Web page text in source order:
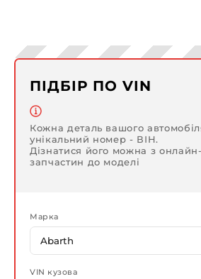
ПІДБІР ПО VIN
Кожна деталь вашого
унікальний номер - ВІН.
Дізнатися його можна з онлайн-
запчастин до моделі
Марка
VIN кузова